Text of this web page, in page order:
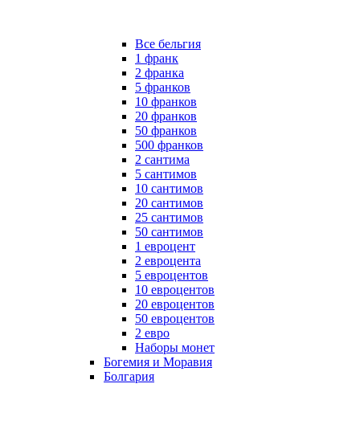
Все бельгия
1 франк
2 франка
5 франков
10 франков
20 франков
50 франков
500 франков
2 сантима
5 сантимов
10 сантимов
20 сантимов
25 сантимов
50 сантимов
1 евроцент
2 евроцента
5 евроцентов
10 евроцентов
20 евроцентов
50 евроцентов
2 евро
Наборы монет
Богемия и Моравия
Болгария